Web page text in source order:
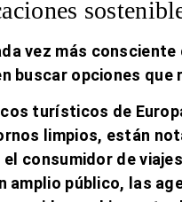
vez más
buscar opciones que
turísticos de
limpios, están
el consumidor de
amplio público, las